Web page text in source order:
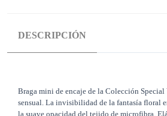
DESCRIPCIÓN
Braga mini de encaje de la Colección Special
sensual. La invisibilidad de la fantasía floral
la suave opacidad del tejido de microfibra.